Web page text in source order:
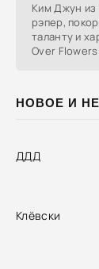
НОВОЕ И
ДДД
Клёвски
Ким Джун из
рэпер,
таланту и
Over